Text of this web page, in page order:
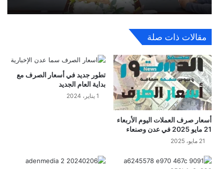
مقالات ذات صلة
أسعار صرف العملات اليوم الأربعاء
21 مايو 2025 في عدن وصنعاء
21 مايو، 2025
تطور جديد في أسعار الصرف مع
بداية العام الجديد
1 يناير، 2024